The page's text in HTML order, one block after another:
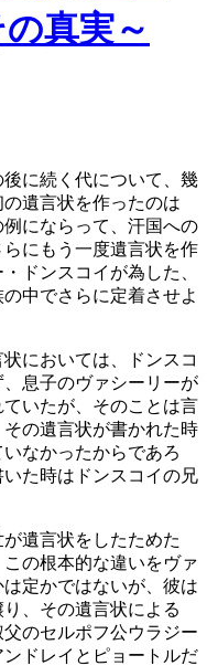
に続く代について、幾
遺言状を作ったのは
にならって、汗国への
にもう一度遺言状を作
ドンスコイが為した、
中でさらに定着させよ
においては、ドンスコ
息子のヴァシーリーが
いたが、そのことは言
の遺言状が書かれた時
なかったからであろ
た時はドンスコイの兄
遺言状をしたためた
の根本的な違いをヴァ
定かではないが、彼は
、その遺言状による
のセルポフ公ウラジー
ドレイとピョートルだ